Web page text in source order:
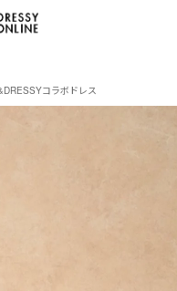
コラボドレス